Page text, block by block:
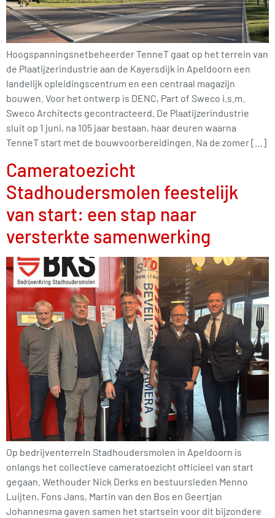
Hoogspanningsnetbeheerder TenneT gaat op het terrein van
de Plaatijzerindustrie aan de Kayersdijk in Apeldoorn een
landelijk opleidingscentrum en een centraal magazijn
bouwen. Voor het ontwerp is DENC, Part of Sweco i.s.m.
Sweco Architects gecontracteerd. De Plaatijzerindustrie
sluit op 1 juni, na 105 jaar bestaan, haar deuren waarna
TenneT start met de bouwvoorbereidingen. Na de zomer […]
Cameratoezicht
Stadhoudersmolen feestelijk
van start: een stap naar
versterkte samenwerking
Op bedrijventerrein Stadhoudersmolen in Apeldoorn is
onlangs het collectieve cameratoezicht officieel van start
gegaan. Wethouder Nick Derks en bestuursleden Menno
Luijten, Fons Jans, Martin van den Bos en Geertjan
Johannesma gaven samen het startsein voor dit bijzondere